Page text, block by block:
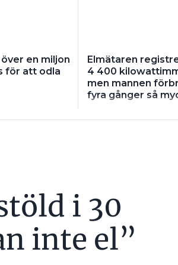
en miljon
för att odla
Elmätaren
4 400
men mannen
fyra gånger så
i 30
inte el”